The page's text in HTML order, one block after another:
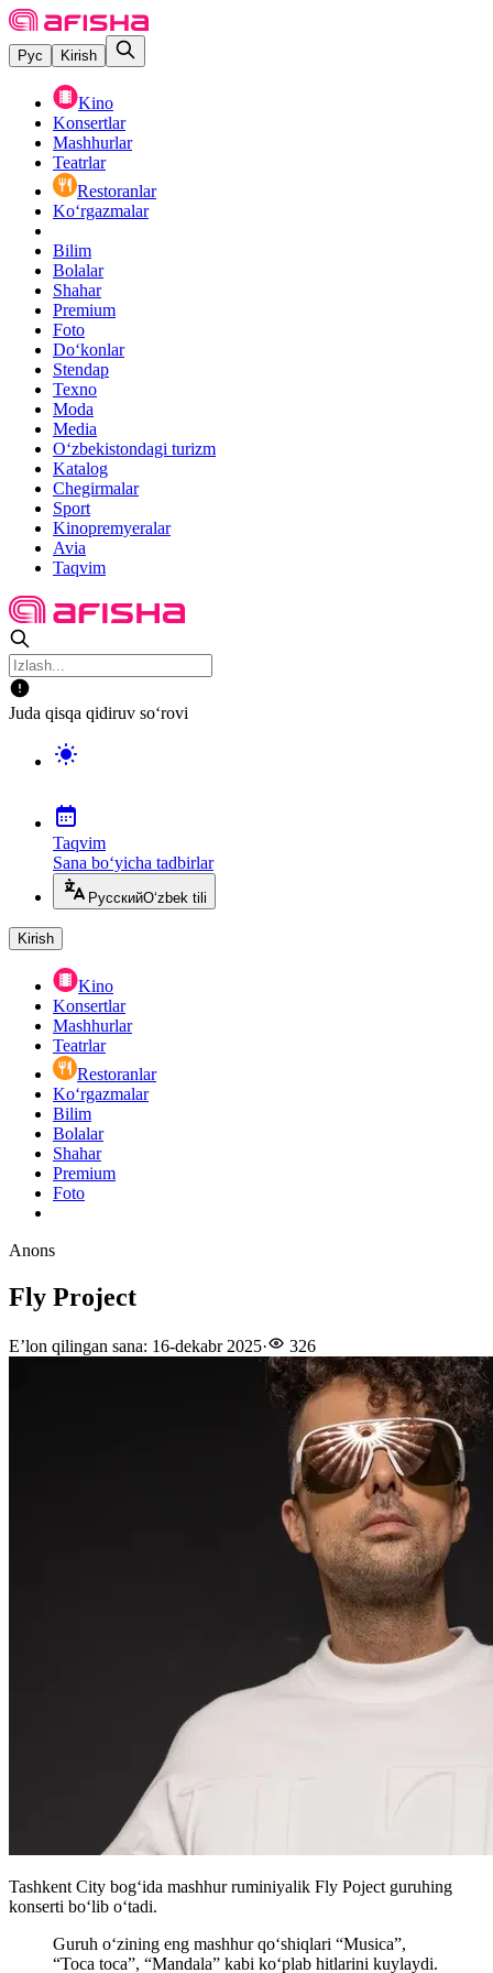
Рус Kirish
Kino
Konsertlar
Mashhurlar
Teatrlar
Restoranlar
Ko‘rgazmalar
Bilim
Bolalar
Shahar
Premium
Foto
Do‘konlar
Stendap
Texno
Moda
Media
O‘zbekistondagi turizm
Katalog
Chegirmalar
Sport
Kinopremyeralar
Avia
Taqvim
Juda qisqa qidiruv so‘rovi
Taqvim
Sana bo‘yicha tadbirlar
РусскийO‘zbek tili
Kirish
Kino
Konsertlar
Mashhurlar
Teatrlar
Restoranlar
Ko‘rgazmalar
Bilim
Bolalar
Shahar
Premium
Foto
Anons
Fly Project
E’lon qilingan sana: 16-dekabr 2025· 326
Tashkent City bogʻida mashhur ruminiyalik Fly Poject guruhing
konserti boʻlib oʻtadi.
Guruh oʻzining eng mashhur qoʻshiqlari “Musica”,
“Toca toca”, “Mandala” kabi koʻplab hitlarini kuylaydi.